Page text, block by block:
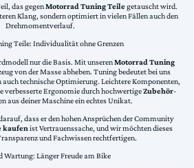
das gegenMotorrad Tuning Teilegetauscht wird.
Klang, sondern optimiert in vielen Fällen auch den
Drehmomentverlauf.
Teile: Individualität ohne Grenzen
nur die Basis. Mit unserenMotorrad Tuning
von der Masse abheben. Tuning bedeutet bei uns
technische Optimierung. Leichtere Komponenten,
verbesserte Ergonomie durch hochwertigeZubehör-
aus deiner Maschine ein echtes Unikat.
dass er den hohen Ansprüchen der Community
kaufen ist Vertrauenssache, und wir möchten dieses
und Fachwissen rechtfertigen.
Wartung: Länger Freude am Bike